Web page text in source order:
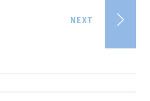
NEXT